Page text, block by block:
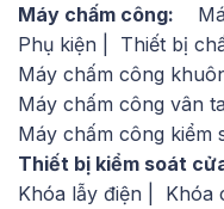
Máy chấm công:
Phụ kiện
Thiết bị
Máy chấm công
Máy chấm công vân
Máy chấm công kiểm
Thiết bị kiểm soát
Khóa lẫy điện
Khóa